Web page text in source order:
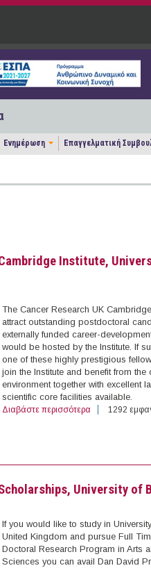
Ενημέρωση Επαγγελματική
Institute,
The Cancer Research UK
attract outstanding postdoctoral
externally funded career-
would be hosted by the Institute. If
one of these highly prestigious
join the Institute and benefit from the
environment together with excellent
scientific core facilities available.
Διαβάστε περισσότερα για1292
University of
If you would like to study in
United Kingdom and pursue Full
Doctoral Research Program in Arts
Sciences you can avail Dan David